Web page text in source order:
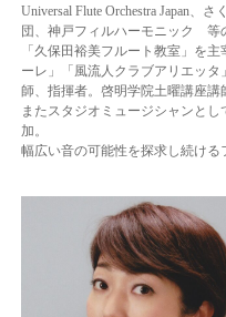
Universal Flute Orchestra Japan、
団、神戸フィルハーモニック 等
「久保田裕美フルート教室」を
ーレ」「風流人クラブアリエッ
師、指揮者。啓明学院土曜講座講
またスタジオミュージシャンと
加。
幅広い音の可能性を探求し続ける